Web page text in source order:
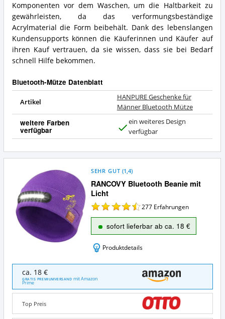
Komponenten vor dem Waschen, um die Haltbarkeit zu
gewährleisten, da das verformungsbeständige
Acrylmaterial die Form beibehält. Dank des lebenslangen
Kundensupports können die Käuferinnen und Käufer auf
ihren Kauf vertrauen, da sie wissen, dass sie bei Bedarf
schnell Hilfe bekommen.
Bluetooth-Mütze Datenblatt
Artikel
HANPURE Geschenke für
Männer Bluetooth Mütze
weitere Farben
verfügbar
a
ein weiteres Design
verfügbar
RANCOVY Bluetooth Beanie mit
Licht
SEHR GUT (1,4)
277 Erfahrungen
sofort lieferbar ab ca. 18 €
Produktdetails
RANCOVY
Bluetooth
Beanie
mit
Licht
Angebote:
ca. 18 €
GRATIS PREMIUMVERSAND mit Amazon
Prime
Top Preis